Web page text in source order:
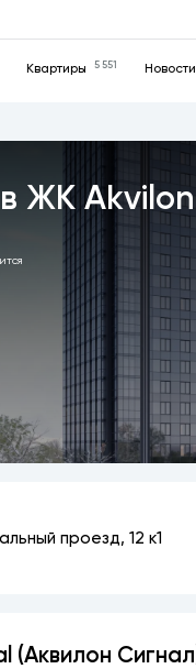
Квартиры 5 551 Новости
ЖК
проезд, 12 к1
(Аквилон